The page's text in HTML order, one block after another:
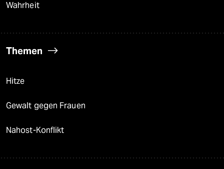
Wahrheit
Themen
Hitze
Gewalt gegen Frauen
Nahost-Konflikt